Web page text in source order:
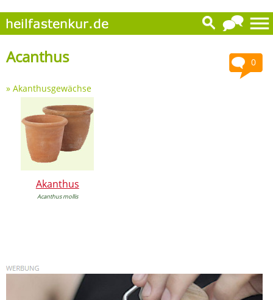
0
Acanthus
» Akanthusgewächse
Akanthus
Acanthus mollis